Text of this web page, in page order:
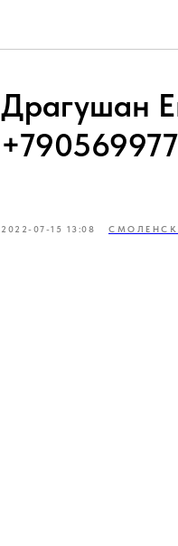
Драгушан
2022-07-15 13:08